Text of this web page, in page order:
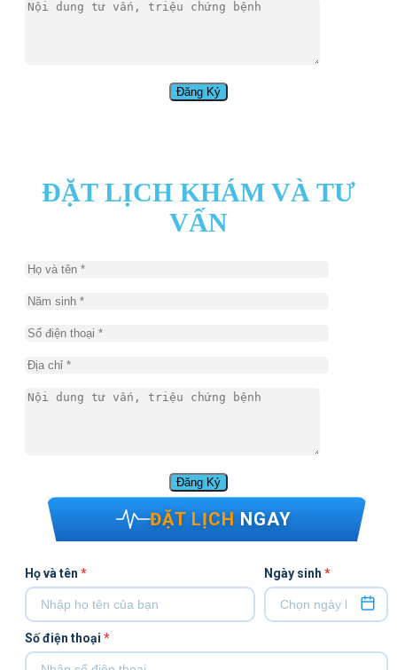
ĐẶT LỊCH KHÁM VÀ TƯ
VẤN
ĐẶT LỊCH NGAY
Họ và tên * Ngày sinh*
Số điện thoại *